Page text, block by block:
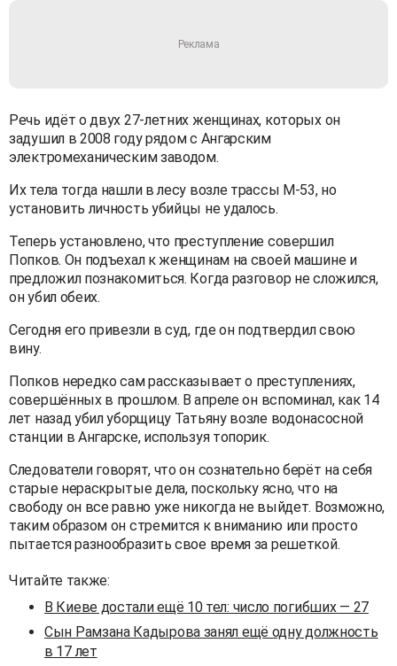
Речь идёт о двух 27-летних женщинах, которых он
задушил в 2008 году рядом с Ангарским
электромеханическим заводом.
Их тела тогда нашли в лесу возле трассы М-53, но
установить личность убийцы не удалось.
Теперь установлено, что преступление совершил
Попков. Он подъехал к женщинам на своей машине и
предложил познакомиться. Когда разговор не сложился,
он убил обеих.
Сегодня его привезли в суд, где он подтвердил свою
вину.
Попков нередко сам рассказывает о преступлениях,
совершённых в прошлом. В апреле он вспоминал, как 14
лет назад убил уборщицу Татьяну возле водонасосной
станции в Ангарске, используя топорик.
Следователи говорят, что он сознательно берёт на себя
старые нераскрытые дела, поскольку ясно, что на
свободу он все равно уже никогда не выйдет. Возможно,
таким образом он стремится к вниманию или просто
пытается разнообразить свое время за решеткой.
Читайте также:
В Киеве достали ещё 10 тел: число погибших — 27
Сын Рамзана Кадырова занял ещё одну должность
в 17 лет